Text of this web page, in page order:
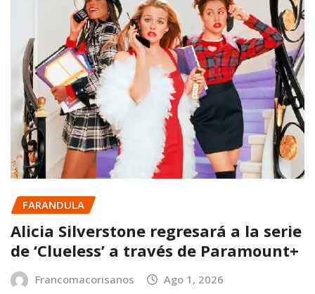
FARANDULA
Alicia Silverstone regresará a la serie
de ‘Clueless’ a través de Paramount+
Francomacorisanos Ago 1, 2026